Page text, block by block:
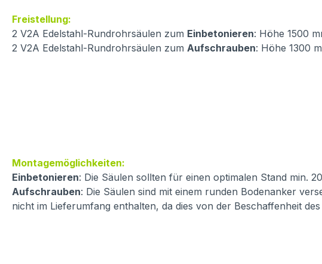
Freistellung:
2 V2A Edelstahl-Rundrohrsäulen zum Einbetonieren: Höhe 1500
2 V2A Edelstahl-Rundrohrsäulen zum Aufschrauben: Höhe 1300
Montagemöglichkeiten:
Einbetonieren: Die Säulen sollten für einen optimalen Stand min.
Aufschrauben: Die Säulen sind mit einem runden Bodenanker
nicht im Lieferumfang enthalten, da dies von der Beschaffenheit